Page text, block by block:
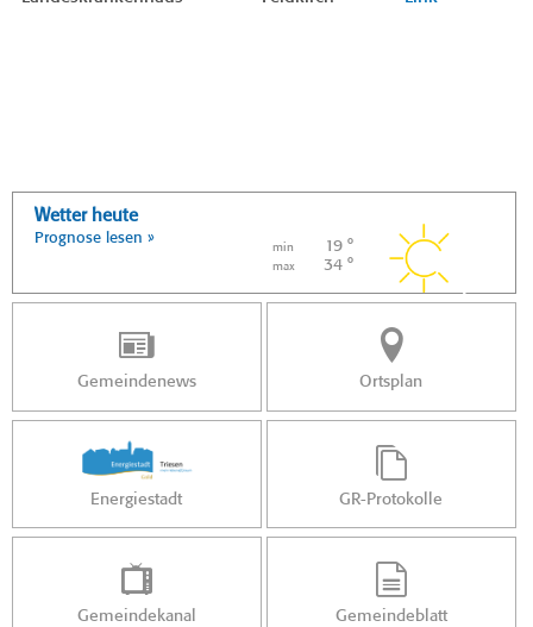
Wetter heute
Prognose lesen »
min 19 °
max 34 °
Gemeindenews Ortsplan
Energiestadt GR-Protokolle
Gemeindekanal Gemeindeblatt